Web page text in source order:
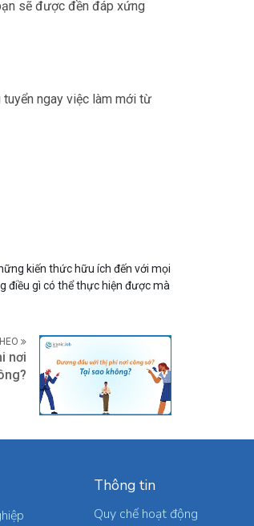
sẽ được đền đáp xứng
ngay việc làm mới từ
kiến thức hữu ích đến với mọi
điều gì có thể thực hiện được mà
nơi
Thông tin
Quy chế hoạt động